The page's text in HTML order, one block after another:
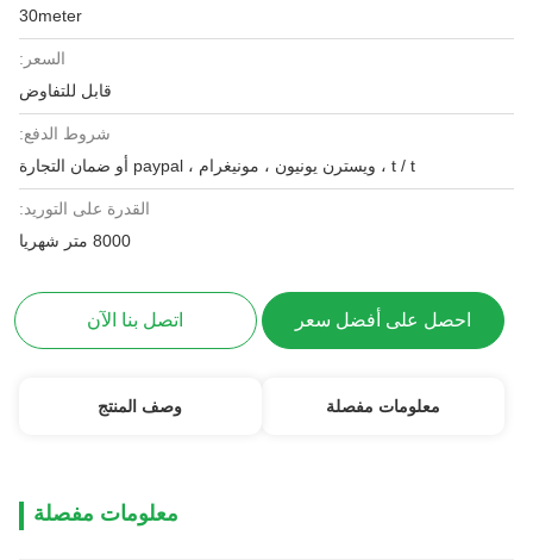
30meter
السعر:
قابل للتفاوض
شروط الدفع:
t / t ، ويسترن يونيون ، مونيغرام ، paypal أو ضمان التجارة
القدرة على التوريد:
8000 متر شهريا
احصل على أفضل سعر اتصل بنا الآن
معلومات مفصلة وصف المنتج
معلومات مفصلة